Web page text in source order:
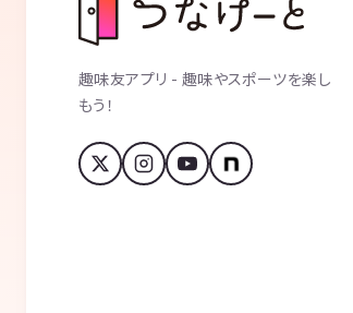
趣味友アプリ - 趣味やスポーツを楽し
もう！